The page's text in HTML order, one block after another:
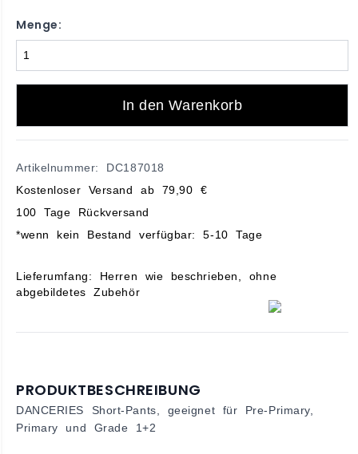
Menge:
In den Warenkorb
Artikelnummer: DC187018
Kostenloser Versand ab 79,90 €
100 Tage Rückversand
*wenn kein Bestand verfügbar: 5-10 Tage
Lieferumfang: Herren wie beschrieben, ohne
abgebildetes Zubehör
PRODUKTBESCHREIBUNG
DANCERIES Short-Pants, geeignet für Pre-Primary,
Primary und Grade 1+2